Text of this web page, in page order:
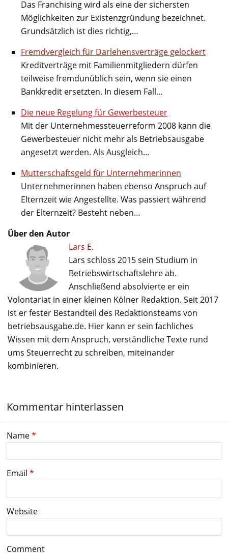
Das Franchising wird als eine der sichersten
Möglichkeiten zur Existenzgründung bezeichnet.
Grundsätzlich ist dies richtig,…
Fremdvergleich für Darlehensverträge gelockert
Kreditverträge mit Familienmitgliedern dürfen
teilweise fremdunüblich sein, wenn sie einen
Bankkredit ersetzten. In diesem Fall…
Die neue Regelung für Gewerbesteuer
Mit der Unternehmessteuerreform 2008 kann die
Gewerbesteuer nicht mehr als Betriebsausgabe
angesetzt werden. Als Ausgleich…
Mutterschaftsgeld für Unternehmerinnen
Unternehmerinnen haben ebenso Anspruch auf
Elternzeit wie Angestellte. Was passiert während
der Elternzeit? Besteht neben…
Über den Autor
Lars E.
Lars schloss 2015 sein Studium in
Betriebswirtschaftslehre ab.
Anschließend absolvierte er ein
Volontariat in einer kleinen Kölner Redaktion. Seit 2017
ist er fester Bestandteil des Redaktionsteams von
betriebsausgabe.de. Hier kann er sein fachliches
Wissen mit dem Anspruch, verständliche Texte rund
ums Steuerrecht zu schreiben, miteinander
kombinieren.
Kommentar hinterlassen
Name*
Email *
Website
Comment